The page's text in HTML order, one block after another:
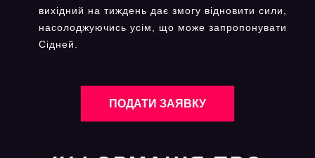
вихідний на тиждень дає змогу відновити сили,
насолоджуючись усім, що може запропонувати
Сідней.
ПОДАТИ ЗАЯВКУ